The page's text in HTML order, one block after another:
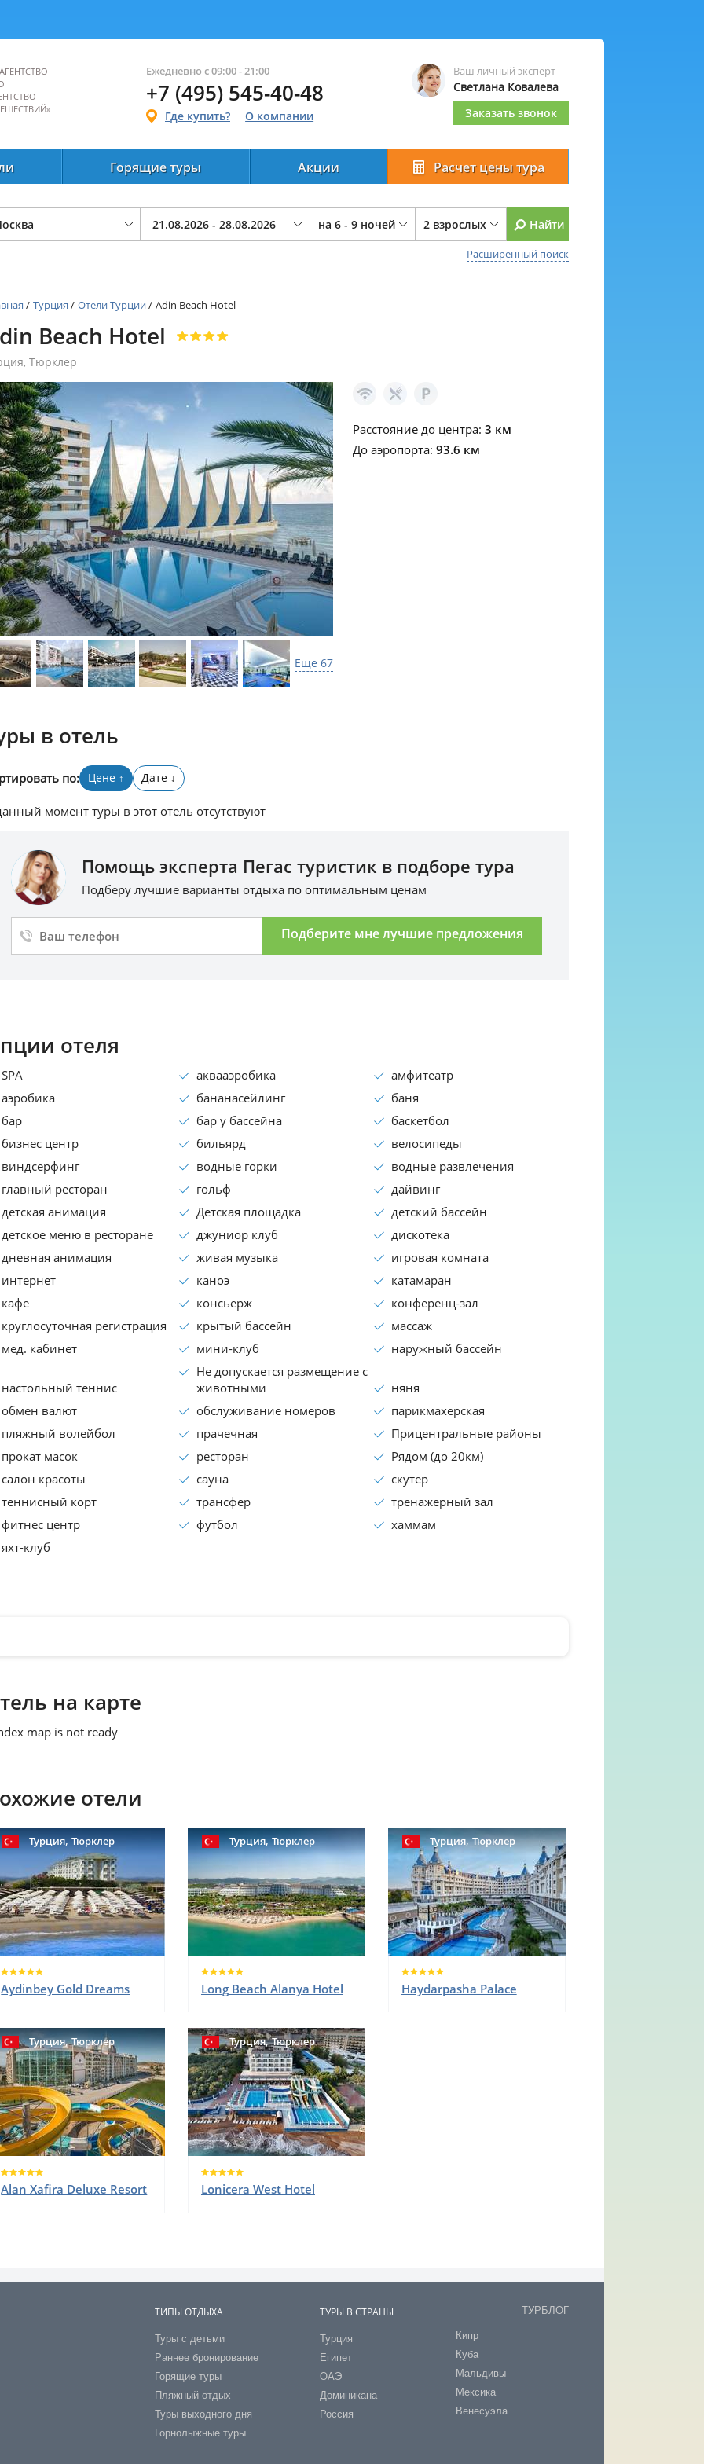
Ежедневно с 09:00 - 21:00
+7 (495) 545-40-48
Где купить? О компании
Ваш личный эксперт
Светлана Ковалева
Заказать звонок
Горящие туры Акции Расчет цены тура
на 6 - 9 ночей 2 взрослых Найти
Расширенный поиск
/ Турция / Отели Турции/ Adin Beach Hotel
Beach Hotel
, Тюрклер
Еще 67
Расстояние до центра: 3 км
До аэропорта: 93.6 км
в отель
по: Цене ↑ Дате ↓
момент туры в этот отель отсутствуют
Помощь эксперта Пегас туристик в подборе тура
Подберу лучшие варианты отдыха по оптимальным ценам
Подберите мне лучшие предложения
отеля
SPA аквааэробика
амфитеатр
аэробика
бананасейлинг
баня
бар
бар у бассейна
баскетбол
бизнес центр
бильярд
велосипеды
виндсерфинг
водные горки
водные развлечения
главный ресторан
гольф
дайвинг
детская анимация
Детская площадка
детский бассейн
детское меню в ресторане
джуниор клуб
дискотека
дневная анимация
живая музыка
игровая комната
интернет
каноэ
катамаран
кафе
консьеpж
конференц-зал
круглосуточная регистрация
крытый бассейн
массаж
мед. кабинет
мини-клуб наружный бассейн
настольный теннис
Не допускается размещение с
животными
няня
обмен валют
обслуживание номеров
парикмахерская
пляжный волейбол
прачечная
Прицентральные районы
прокат масок
ресторан
Рядом (до 20км)
салон красоты
сауна
скутер
теннисный корт
трансфер
тренажерный зал
фитнес центр
футбол
хаммам
яхт-клуб
на карте
map is not ready
отели
Турция,Тюрклер
Aydinbey Gold Dreams
Турция,Тюрклер
Long Beach Alanya Hotel
Турция,Тюрклер
Haydarpasha Palace
Турция,Тюрклер
Alan Xafira Deluxe Resort
Турция,Тюрклер
Lonicera West Hotel
ТИПЫ ОТДЫХА
Туры с детьми
Раннее бронирование
Горящие туры
Пляжный отдых
Туры выходного дня
Горнолыжные туры
ТУРЫ В СТРАНЫ
Турция
Египет
ОАЭ
Доминикана
Россия
ТУРБЛОГ
Кипр
Куба
Мальдивы
Мексика
Венесуэла